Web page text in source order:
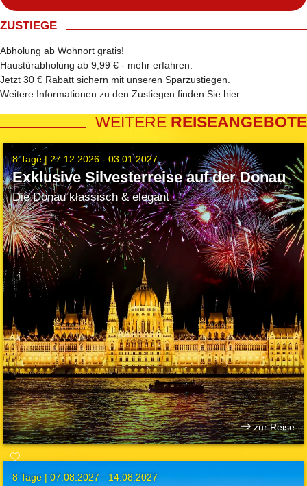
ZUSTIEGE
Abholung ab Wohnort gratis!
Haustürabholung ab 9,99 € - mehr erfahren.
Jetzt 30 € Rabatt sichern mit unseren Sparzustiegen.
Weitere Informationen zu den Zustiegen finden Sie hier.
WEITERE REISEANGEBOTE
8 Tage |27.12.2026 - 03.01.2027
Exklusive Silvesterreise auf der Donau
Die Donau klassisch & elegant
zur Reise
8 Tage |07.08.2027 - 14.08.2027